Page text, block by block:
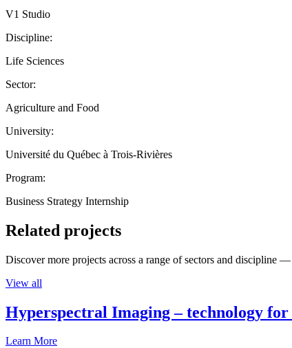
V1 Studio
Discipline:
Life Sciences
Sector:
Agriculture and Food
University:
Université du Québec à Trois-Rivières
Program:
Business Strategy Internship
Related projects
Discover more projects across a range of sectors and discipline
View all
Hyperspectral Imaging – technology
Learn More